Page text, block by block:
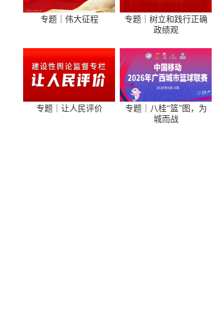
专题｜伟大征程
专题｜树立和践行正确
政绩观
专题｜让人民评价
专题｜八桂“篮”图，为
城而战